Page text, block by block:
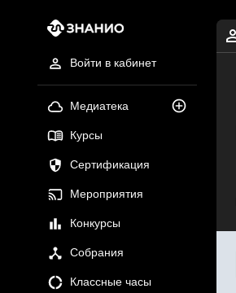
Войти в кабинет
Медиатека
Курсы
Сертификация
Мероприятия
Конкурсы
Собрания
Классные часы